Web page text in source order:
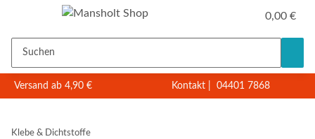
0,00 €
Versand ab 4,90 € Kontakt 04401 7868
Klebe & Dichtstoffe